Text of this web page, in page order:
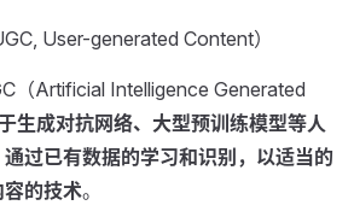
User-generated Content）
Artificial Intelligence Generated
生成对抗网络、大型预训练模型等人
过已有数据的学习和识别，以适当的
的技术。